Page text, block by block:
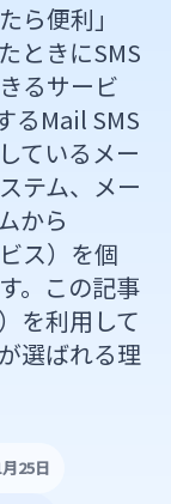
ら便利」
ときにSMS
るサービ
るMail SMS
ているメー
テム、メー
から
ス）を個
。この記事
を利用して
選ばれる理
25日